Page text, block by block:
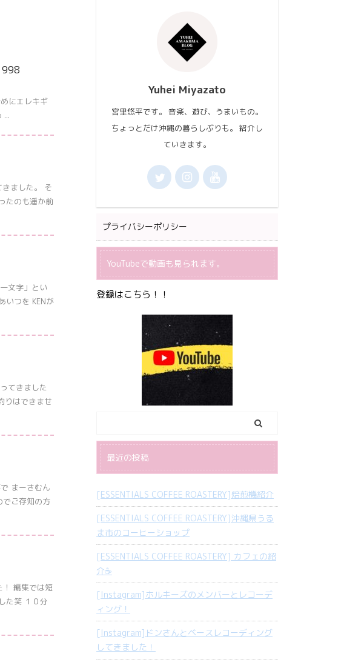
にエレキギ
...
ました。 そ
たのも遥か前
文字」とい
いつを KENが
てきました
りはできませ
まーさむん
ご存知の方
！ 編集では短
た笑 １０分
Yuhei Miyazato
宮里悠平です。 音楽、遊び、うまいもの。
ちょっとだけ沖縄の暮らしぶりも。 紹介し
ていきます。
プライバシーポリシー
YouTubeで動画も見られます。
登録はこちら！！
最近の投稿
[ESSENTIALS COFFEE ROASTERY]焙煎機紹介
[ESSENTIALS COFFEE ROASTERY]沖縄県うる
ま市のコーヒーショップ
[ESSENTIALS COFFEE ROASTERY] カフェの紹
介☕️
[Instagram]ホルキーズのメンバーとレコーデ
ィング！
[Instagram]ドンさんとベースレコーディング
してきました！